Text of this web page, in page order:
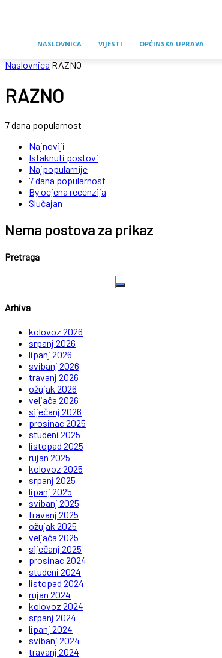
NASLOVNICA VIJESTI OPĆINSKA UPRAVA
Naslovnica RAZNO
RAZNO
7 dana popularnost
Najnoviji
Istaknuti postovi
Najpopularnije
7 dana popularnost
By ocjena recenzija
Slučajan
Nema postova za prikaz
Pretraga
Arhiva
kolovoz 2026
srpanj 2026
lipanj 2026
svibanj 2026
travanj 2026
ožujak 2026
veljača 2026
siječanj 2026
prosinac 2025
studeni 2025
listopad 2025
rujan 2025
kolovoz 2025
srpanj 2025
lipanj 2025
svibanj 2025
travanj 2025
ožujak 2025
veljača 2025
siječanj 2025
prosinac 2024
studeni 2024
listopad 2024
rujan 2024
kolovoz 2024
srpanj 2024
lipanj 2024
svibanj 2024
travanj 2024